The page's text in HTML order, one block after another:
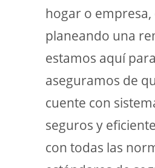
hogar o empresa,
planeando una
estamos aquí
aseguramos de
cuente con
seguros y
con todas las